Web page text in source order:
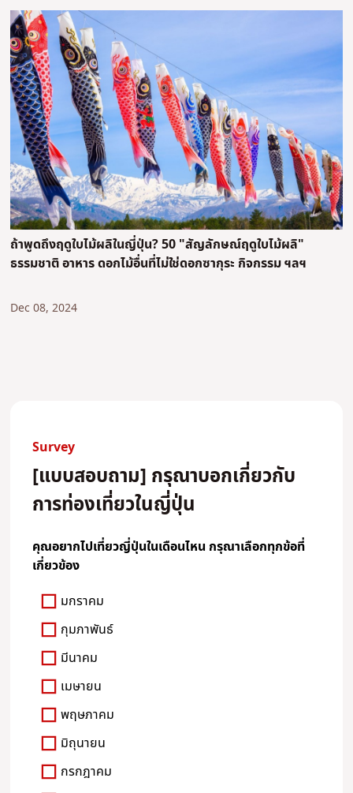
ถ้าพูดถึงฤดูใบไม้ผลิในญี่ปุ่น? 50 "สัญลักษณ์ฤดูใบไม้ผลิ"
ธรรมชาติ อาหาร ดอกไม้อื่นที่ไม่ใช่ดอกซากุระ กิจกรรม ฯลฯ
Dec 08, 2024
Survey
[แบบสอบถาม] กรุณาบอกเกี่ยวกับ
การท่องเที่ยวในญี่ปุ่น
คุณอยากไปเที่ยวญี่ปุ่นในเดือนไหน กรุณาเลือกทุกข้อที่
เกี่ยวข้อง
มกราคม
กุมภาพันธ์
มีนาคม
เมษายน
พฤษภาคม
มิถุนายน
กรกฎาคม